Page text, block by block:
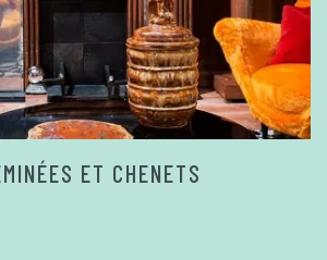
ET CHENETS